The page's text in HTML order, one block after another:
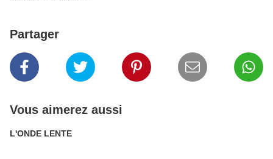
Partager
Vous aimerez aussi
L'ONDE LENTE